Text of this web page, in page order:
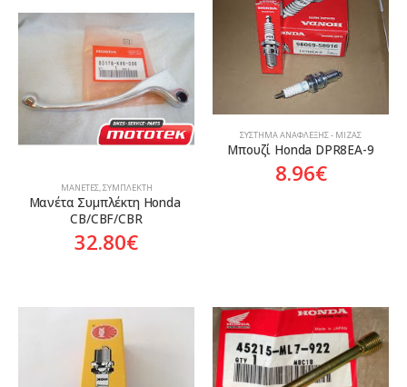
ΜΑΝΈΤΕΣ,ΣΥΜΠΛΈΚΤΗ
Μανέτα Συμπλέκτη Honda
CB/CBF/CBR
32.80€
ΣΎΣΤΗΜΑ ΑΝΆΦΛΕΞΗΣ - ΜΊΖΑΣ
Μπουζί Honda DPR8EA-9
8.96€